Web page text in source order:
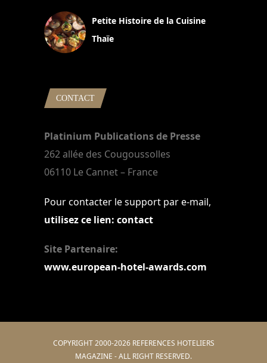
Petite Histoire de la Cuisine
Thaïe
CONTACT
Platinium Publications de Presse
262 allée des Cougoussolles
06110 Le Cannet – France
Pour contacter le support par e-mail,
utilisez ce lien: contact
Site Partenaire:
www.european-hotel-awards.com
COPYRIGHT 2000-2026 REFERENCES HOTELIERS
MAGAZINE - ALL RIGHT RESERVED.